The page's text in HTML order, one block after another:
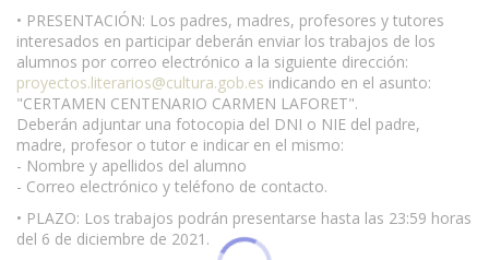
• PRESENTACIÓN: Los padres, madres, profesores y tutores
interesados en participar deberán enviar los trabajos de los
alumnos por correo electrónico a la siguiente dirección:
proyectos.literarios@cultura.gob.es indicando en el asunto:
"CERTAMEN CENTENARIO CARMEN LAFORET".
Deberán adjuntar una fotocopia del DNI o NIE del padre,
madre, profesor o tutor e indicar en el mismo:
- Nombre y apellidos del alumno
- Correo electrónico y teléfono de contacto.
• PLAZO: Los trabajos podrán presentarse hasta las 23:59 horas
del 6 de diciembre de 2021.